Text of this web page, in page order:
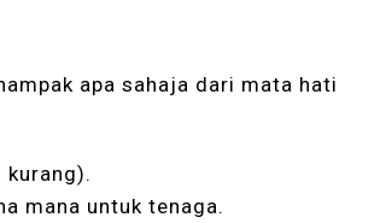
apa sahaja dari mata hati
kurang).
mana untuk tenaga.